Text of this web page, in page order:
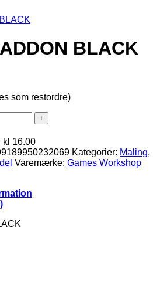
BLACK
som restordre)
kl 16.00
Kategorier: Maling,
Varemærke: Games Workshop